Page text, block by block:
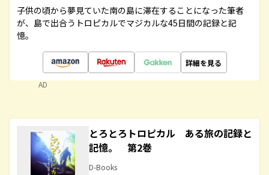
子供の頃から夢見ていた南の島に滞在することになった筆者
が、島で出合うトロピカルでマジカルな45日間の記録と記
憶。
詳細を見る
AD
とろとろトロピカル ある旅の記録と
記憶。 第2巻
D-Books